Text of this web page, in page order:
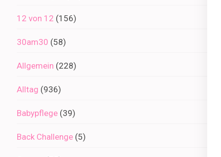
12 von 12 (156)
30am30 (58)
Allgemein (228)
Alltag (936)
Babypflege (39)
Back Challenge (5)